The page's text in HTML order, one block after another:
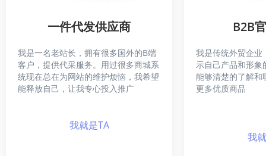
一件代发供应商
我是一名老站长，拥有很多国外的B端
客户，提供代采服务。用过很多商城系
统现在总在为网站的维护烦恼，我希望
能释放自己，让我专心投入推广
我就是TA
B2B
我是传统外贸企业
示自己产品和形象
能够清楚的了解和
更多优质商品
我